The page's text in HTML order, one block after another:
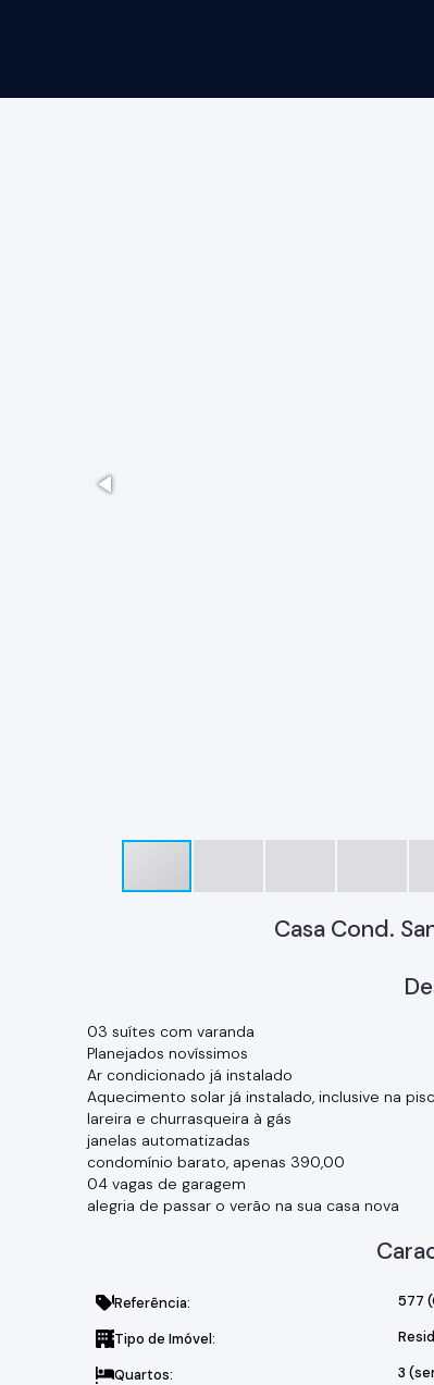
Casa Cond.
03 suítes com varanda
Planejados novíssimos
Ar condicionado já instalado
Aquecimento solar já instalado, inclusive na
lareira e churrasqueira à gás
janelas automatizadas
condomínio barato, apenas 390,00
04 vagas de garagem
alegria de passar o verão na sua casa nova
Referência: 577
Tipo de Imóvel:
Quartos: 3